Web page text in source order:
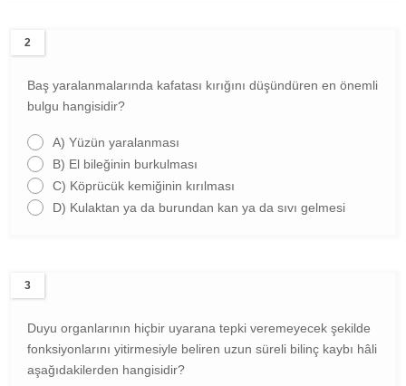
2
Baş yaralanmalarında kafatası kırığını düşündüren en önemli
bulgu hangisidir?
A) Yüzün yaralanması
B) El bileğinin burkulması
C) Köprücük kemiğinin kırılması
D) Kulaktan ya da burundan kan ya da sıvı gelmesi
3
Duyu organlarının hiçbir uyarana tepki veremeyecek şekilde
fonksiyonlarını yitirmesiyle beliren uzun süreli bilinç kaybı hâli
aşağıdakilerden hangisidir?